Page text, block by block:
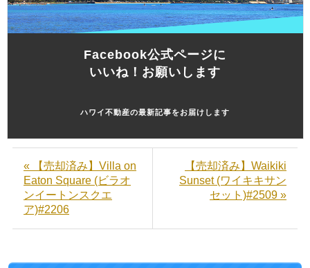
Facebook公式ページに
いいね！お願いします
ハワイ不動産の最新記事をお届けします
« 【売却済み】Villa on
Eaton Square (ビラオ
ンイートンスクエ
ア)#2206
【売却済み】Waikiki
Sunset (ワイキキサン
セット)#2509 »